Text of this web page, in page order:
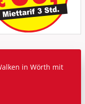
in Wörth mit